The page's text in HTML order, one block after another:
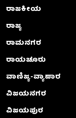
ರಾಜಕೀಯ
ರಾಜ್ಯ
ರಾಮನಗರ
ರಾಯಚೂರು
ವಾಣಿಜ್ಯ-ವ್ಯಾಪಾರ
ವಿಜಯನಗರ
ವಿಜಯಪುರ